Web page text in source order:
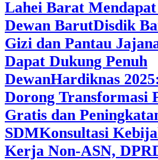
Lahei Barat
Dewan BarutDisdik
Gizi dan Pantau
Dapat Dukung Penuh
DewanHardiknas
Dorong Transformasi
Gratis dan
SDMKonsultasi
Kerja Non-ASN,